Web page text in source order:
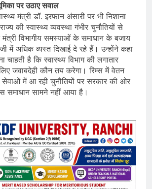
पर उठाए सवाल
मंत्री डॉ. इरफान अंसारी पर भी निशाना
की स्वास्थ्य व्यवस्था गंभीर चुनौतियों से
विभागीय समस्याओं के समाधान के बजाय
में अधिक व्यस्त दिखाई दे रहे हैं। उन्होंने कहा
चाहती है कि स्वास्थ्य विभाग की लगातार
जवाबदेही कौन तय करेगा। रिम्स में वेतन
में आ रही चुनौतियों पर सरकार की ओर
समाधान सामने नहीं आया है।